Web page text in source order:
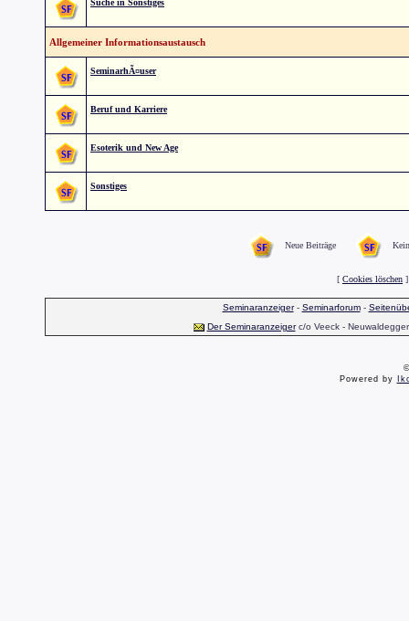
Suche in Sonstiges
Allgemeiner Informationsaustausch
SeminarhÃ¤user
Beruf und Karriere
Esoterik und New Age
Sonstiges
Neue Beiträge
[ Cookies löschen
Seminaranzeiger- Seminarforum-
Der Seminaranzeigerc/o Veeck -
Powered by